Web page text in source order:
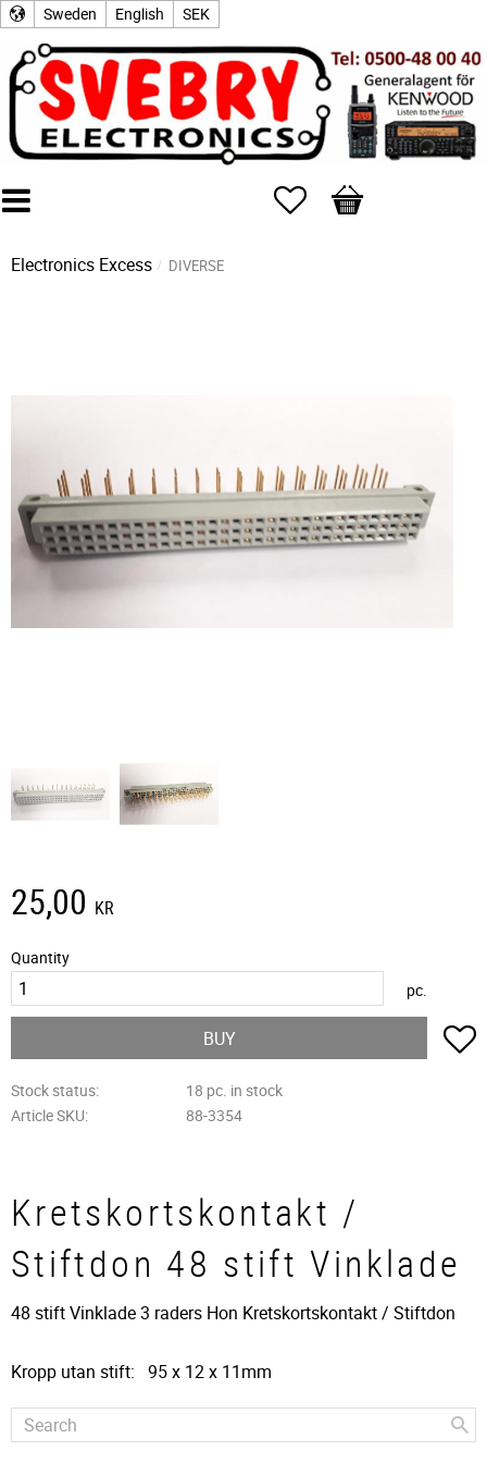
Sweden English SEK
Favorites
Basket
Electronics Excess DIVERSE
25,00 KR
Quantity
pc.
BUY
Stock status
18 pc. in stock
Article SKU
88-3354
Kretskortskontakt /
Stiftdon 48 stift Vinklade
48 stift Vinklade 3 raders Hon Kretskortskontakt / Stiftdon
Kropp utan stift: 95 x 12 x 11mm